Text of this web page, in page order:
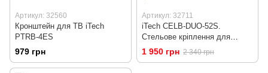
Артикул: 32560
Кронштейн для ТВ iTech
PTRB-4ES
979 грн
Артикул: 32711
iTech CELB-DUO-52S.
Стельове кріплення для
одного або двох телевізорів
1 950 грн 2 340 грн